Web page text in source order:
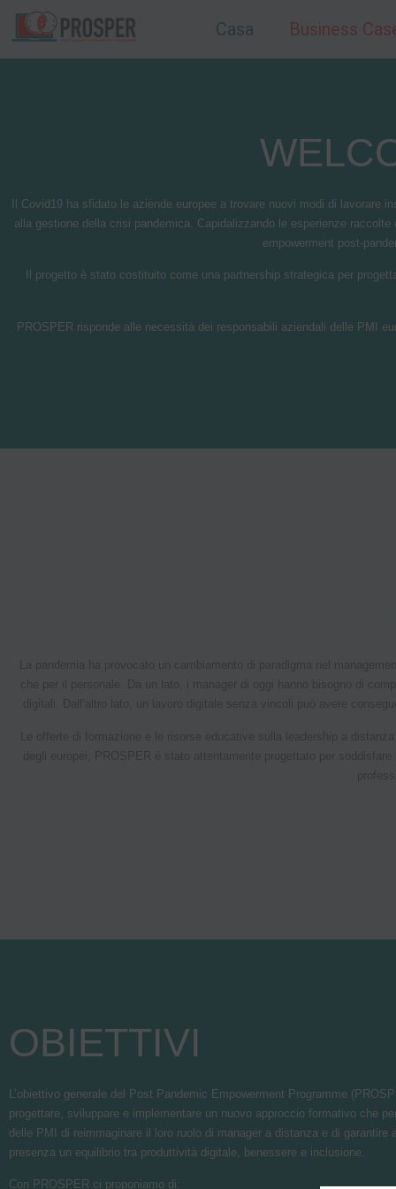
Casa Business
Il Covid19 ha sfidato le aziende europee a trovare nuovi modi di
alla gestione della crisi pandemica. Capidalizzando le esperienze
empowerment post-
Il progetto è stato costituito come una partnership strategica per
PROSPER risponde alle necessità dei responsabili aziendali delle PMI
OBIETTIVI
L’obiettivo generale del Post Pandemic Empowerment Programme
progettare, sviluppare e implementare un nuovo approccio formativo che
delle PMI di reimmaginare il loro ruolo di manager a distanza e di garantire
presenza un equilibrio tra produttività digitale, benessere e inclusione.
Con PROSPER ci proponiamo di: